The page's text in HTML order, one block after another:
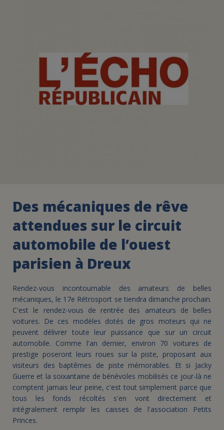
ASSURANCE VIE/LEGS
ESPACE PRESSE
Des mécaniques de rêve
attendues sur le circuit
automobile de l’ouest
parisien à Dreux
Rendez-vous incontournable des amateurs de belles
mécaniques, le 17e Rétrosport se tiendra dimanche prochain.
C'est le rendez-vous de rentrée des amateurs de belles
voitures. De ces modèles dotés de gros moteurs qui ne
peuvent délivrer toute leur puissance que sur un circuit
automobile. Comme l'an dernier, environ 70 voitures de
prestige poseront leurs roues sur la piste, proposant aux
visiteurs des baptêmes de piste mémorables. Et si Jacky
Guerre et la soixantaine de bénévoles mobilisés ce jour-là ne
comptent jamais leur peine, c'est tout simplement parce que
tous les fonds récoltés s'en vont directement et
intégralement remplir les caisses de l'association Petits
Princes.